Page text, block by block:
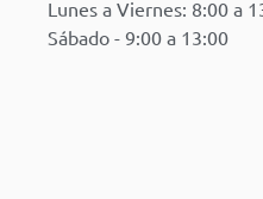
Lunes a Viernes: 8:00 a
Sábado - 9:00 a 13:00